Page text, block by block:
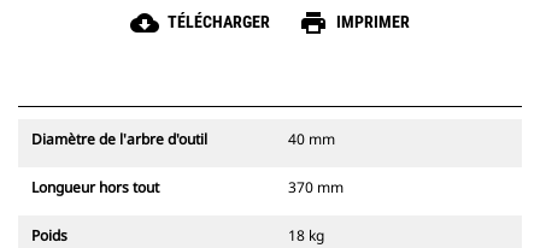
cloud_download TÉLÉCHARGER print IMPRIMER
Diamètre de l'arbre d'outil 40 mm
Longueur hors tout 370 mm
Poids 18 kg